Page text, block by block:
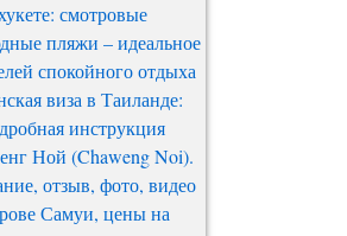
смотровые
пляжи – идеальное
спокойного отдыха
виза в Таиланде:
инструкция
Ной (Chaweng Noi).
отзыв, фото, видео
Самуи, цены на